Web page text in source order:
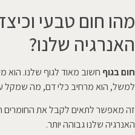
מהו חום טבעי
האנרגיה שלנו?
חום בגוף חשוב מאוד לגוף שלנו. הוא
למשל, הוא מרחיב כלי דם, מה שמקל
זה מאפשר לתאים לקבל את החומרים
האנרגיה שלנו גבוהה יותר.